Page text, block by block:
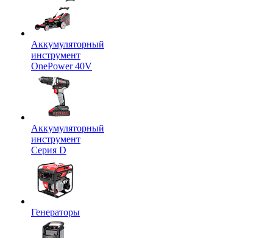
Аккумуляторный
инструмент
OnePower 40V
Аккумуляторный
инструмент
Серия D
Генераторы